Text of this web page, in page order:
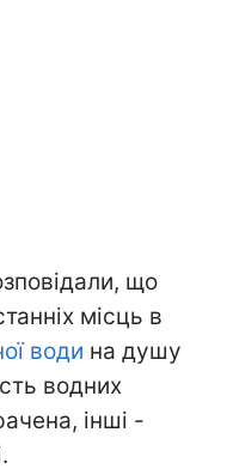
що
місць в
води на душу
водних
інші -